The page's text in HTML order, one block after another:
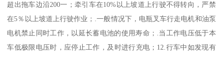
超出拖车边沿200一；牵引车在10%以上坡道上行驶不得转向，严禁
在5％以上坡道上行驶作业；.一般情况下，电瓶叉车行走电机和油泵
电机禁止同时工作，以延长蓄电池的使用寿命；.当工作电压低于本
车低极限电压时，应停止工作，及时进行充电；12.行车中如发现有